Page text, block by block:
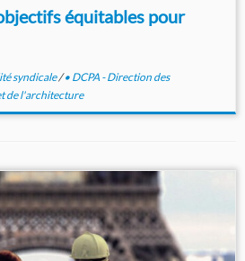
équitables pour
syndicale/• DCPA - Direction des
de l'architecture